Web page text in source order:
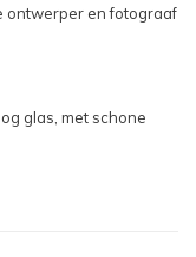
ontwerper en fotograaf
glas, met schone